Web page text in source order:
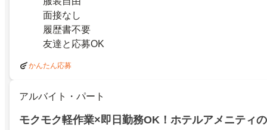
面接なし
履歴書不要
友達と応募OK
かんたん応募
アルバイト・パート
モクモク軽作業×即日勤務OK！ホテルアメニティ